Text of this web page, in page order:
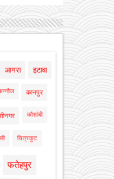
आगरा इटावा
कानपुर
कौशांबी
चित्रकूट
फतेहपुर